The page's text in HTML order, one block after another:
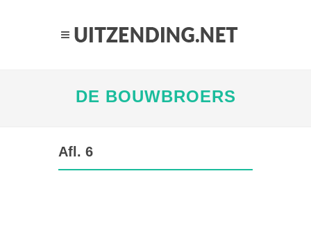
DE BOUWBROERS
Afl. 6